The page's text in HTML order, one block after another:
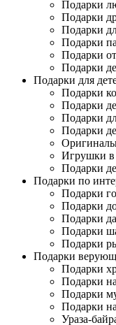
Подарки
Подарки
Подарки
Подарки
Подарки
Подарки
Подарки для
Подарки
Подарки
Подарки
Подарки
Игрушки в
Подарки
Подарки по
Подарки
Подарки
Подарки
Подарки
Подарки
Подарки
Подарки
Подарки
Подарки
Подарки
Ураза-